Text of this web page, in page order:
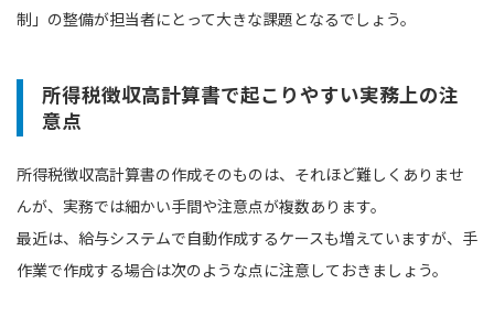
制」の整備が担当者にとって大きな課題となるでしょう。
所得税徴収高計算書で起こりやすい実務上の注
意点
所得税徴収高計算書の作成そのものは、それほど難しくありませ
んが、実務では細かい手間や注意点が複数あります。
最近は、給与システムで自動作成するケースも増えていますが、手
作業で作成する場合は次のような点に注意しておきましょう。